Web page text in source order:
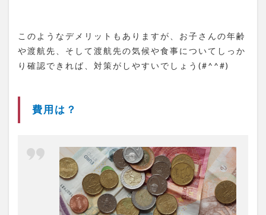
ル
1.9
親子
ム
と
め
このようなデメリットもありますが、お子さんの年齢
や渡航先、そして渡航先の気候や食事についてしっか
り確認できれば、対策がしやすいでしょう(#^^#)
費用は？